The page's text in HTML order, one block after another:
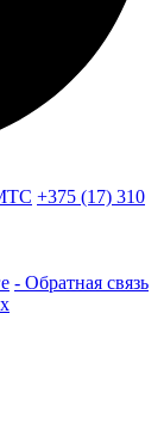
+375 (17) 310
- Обратная связь